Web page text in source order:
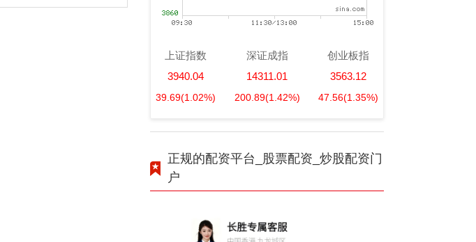
上证指数
3940.04
39.69(1.02%)
深证成指
14311.01
200.89(1.42%)
创业板指
3563.12
47.56(1.35%)
正规的配资平台_股票配资_炒股配资门
户